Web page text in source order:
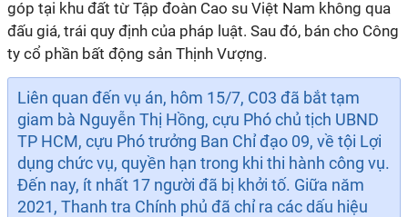
góp tại khu đất từ Tập đoàn Cao su Việt Nam không qua
đấu giá, trái quy định của pháp luật. Sau đó, bán cho Công
ty cổ phần bất động sản Thịnh Vượng.
Liên quan đến vụ án, hôm 15/7, C03 đã bắt tạm
giam bà Nguyễn Thị Hồng, cựu Phó chủ tịch UBND
TP HCM, cựu Phó trưởng Ban Chỉ đạo 09, về tội Lợi
dụng chức vụ, quyền hạn trong khi thi hành công vụ.
Đến nay, ít nhất 17 người đã bị khởi tố. Giữa năm
2021, Thanh tra Chính phủ đã chỉ ra các dấu hiệu